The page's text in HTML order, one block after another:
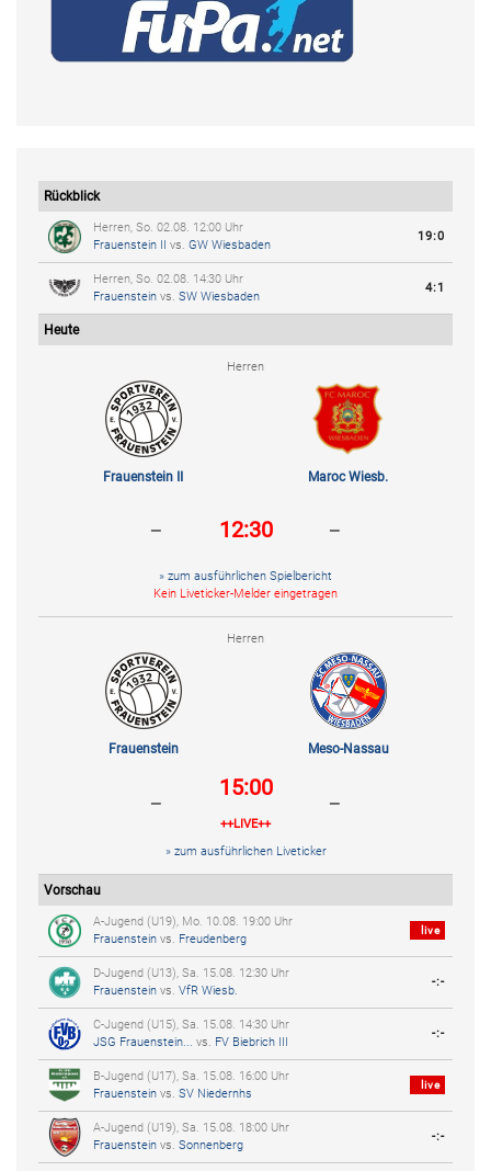
Rückblick
Herren, So. 02.08. 12:00 Uhr
Frauenstein II
vs. GW Wiesbaden
19:0
Herren, So. 02.08. 14:30 Uhr
Frauenstein vs. SW Wiesbaden
4:1
Heute
Herren
Frauenstein II Maroc Wiesb.
- 12:30 -
» zum ausführlichen Spielbericht
Kein Liveticker-Melder eingetragen
Herren
Frauenstein Meso-Nassau
- 15:00
++LIVE++ -
» zum ausführlichen Liveticker
Vorschau
A-Jugend (U19), Mo. 10.08. 19:00 Uhr
Frauenstein vs. Freudenberg
live
D-Jugend (U13), Sa. 15.08. 12:30 Uhr
Frauenstein vs. VfR Wiesb.
-:-
C-Jugend (U15), Sa. 15.08. 14:30 Uhr
JSG Frauenstein... vs. FV Biebrich III
-:-
B-Jugend (U17), Sa. 15.08. 16:00 Uhr
Frauenstein vs. SV Niedernhs
live
A-Jugend (U19), Sa. 15.08. 18:00 Uhr
Frauenstein vs. Sonnenberg
-:-